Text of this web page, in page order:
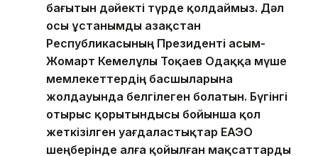
бағытын дәйекті түрде қолдаймыз. Дәл
осы ұстанымды Қазақстан
Республикасының Президенті Қасым-
Жомарт Кемелұлы Тоқаев Одаққа мүше
мемлекеттердің басшыларына
жолдауында белгілеген болатын. Бүгінгі
отырыс қорытындысы бойынша қол
жеткізілген уағдаластықтар ЕАЭО
шеңберінде алға қойылған мақсаттарды